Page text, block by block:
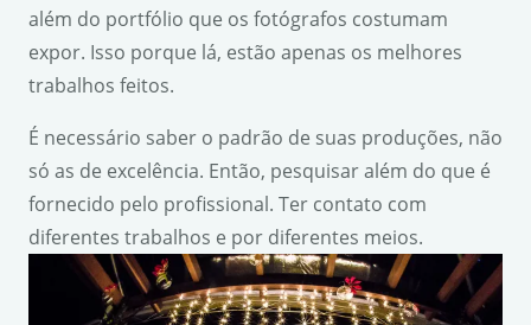
além do portfólio que os fotógrafos costumam
expor. Isso porque lá, estão apenas os melhores
trabalhos feitos.
É necessário saber o padrão de suas produções, não
só as de excelência. Então, pesquisar além do que é
fornecido pelo profissional. Ter contato com
diferentes trabalhos e por diferentes meios.